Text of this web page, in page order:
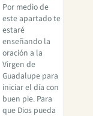
Por medio de
este apartado te
estaré
enseñando la
oración a la
Virgen de
Guadalupe para
iniciar el día con
buen pie. Para
que Dios pueda